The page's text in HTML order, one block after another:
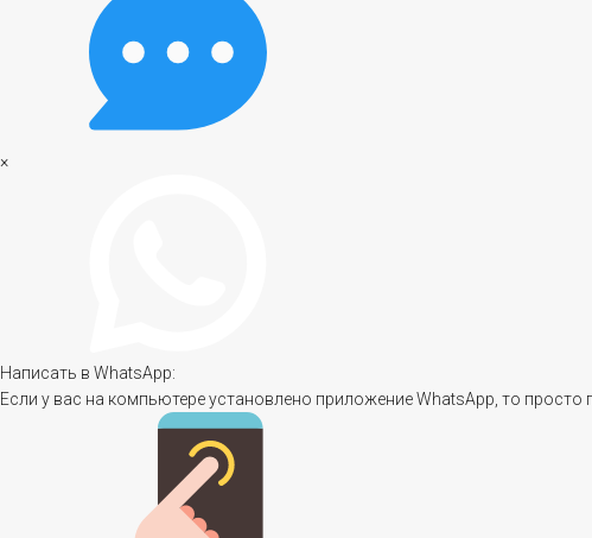
×
Написать в WhatsApp:
Если у вас на компьютере установлено приложение WhatsApp, то просто